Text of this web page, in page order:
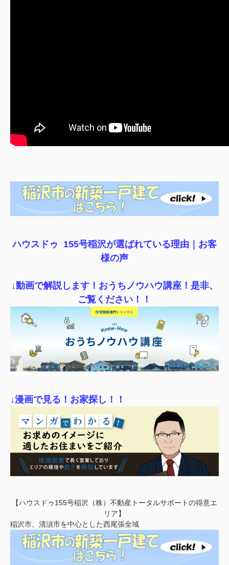
ハウスドゥ 155号稲沢が選ばれている理由｜ お客
様の声
↓動画で解説します！おうちノウハウ講座！是非、
ご覧ください！！
↓漫画で見る！お家探し！！
【ハウスドゥ155号稲沢（株）不動産トータルサポートの得意エ
リア】
稲沢市、清須市を中心とした西尾張全域